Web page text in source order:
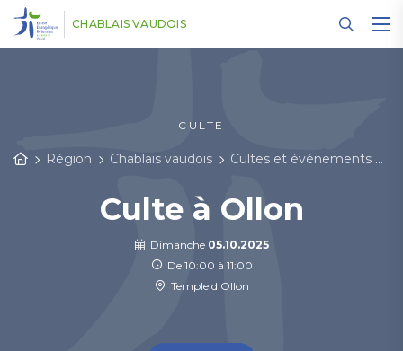
CHABLAIS VAUDOIS
CULTE
Région Chablais vaudois Cultes et événements
Culte à Ollon
Dimanche 05.10.2025
De 10:00 à 11:00
Temple d'Ollon
Panneau de gestion des cookies